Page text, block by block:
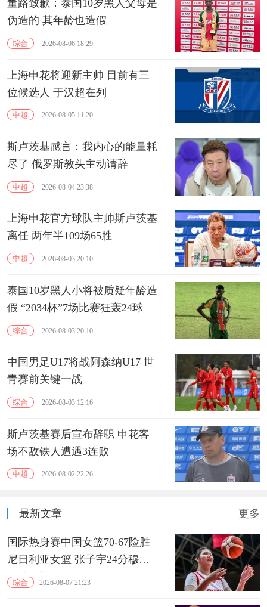
董路致歉：泰国10岁黑人父母是
伪造的 其年龄也造假
综合 2026-08-06 18:29
上海申花将迎新主帅 目前有三
位候选人 于汉超在列
中超 2026-08-05 11:20
斯卢茨基感言：我内心的能量耗
尽了 俄罗斯教头主动请辞
中超 2026-08-04 23:38
上海申花官方球队主帅斯卢茨基
离任 两年半109场65胜
中超 2026-08-03 20:10
泰国10岁黑人小将被质疑年龄造
假 “2034杯”7场比赛狂轰24球
综合 2026-08-03 20:10
中国男足U17将战阿森纳U17 世
青赛前关键一战
综合 2026-08-03 12:16
斯卢茨基赛后宣布辞职 申花客
场不敌铁人遭遇3连败
中超 2026-08-02 22:26
最新文章 更多
国际热身赛中国女篮70-67险胜
尼日利亚女篮 张子宇24分穆萨
15分10板
综合 2026-08-07 21:23